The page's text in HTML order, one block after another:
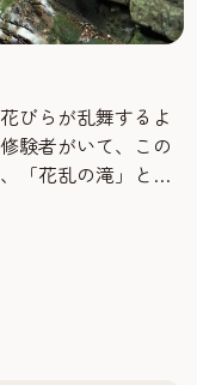
びらが乱舞するよ
験者がいて、この
「花乱の滝」と呼
滝の高さは、約
でも滝にうたれて